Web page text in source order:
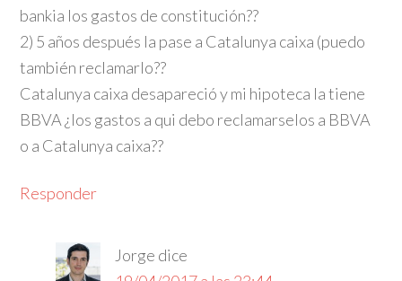
bankia los gastos de constitución??
2) 5 años después la pase a Catalunya caixa (puedo
también reclamarlo??
Catalunya caixa desapareció y mi hipoteca la tiene
BBVA ¿los gastos a qui debo reclamarselos a BBVA
o a Catalunya caixa??
Responder
Jorge dice